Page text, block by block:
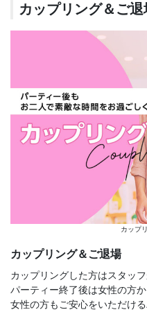
カップリング＆ご退
カップ
カップリング＆ご退場
カップリングした方はスタッ
パーティー終了後は女性の方
女性の方もご安心をいただける